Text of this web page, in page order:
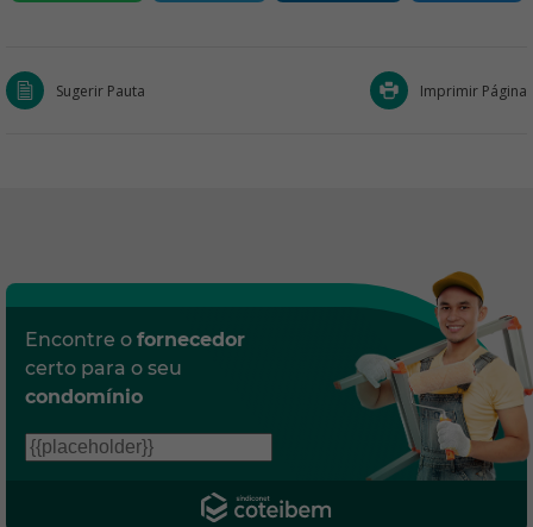
Sugerir Pauta Imprimir Página
Encontre o fornecedor
certo para o seu
condomínio